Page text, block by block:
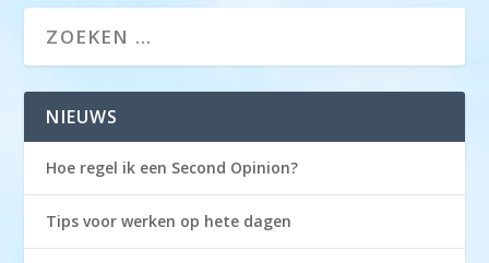
NIEUWS
Hoe regel ik een Second Opinion?
Tips voor werken op hete dagen